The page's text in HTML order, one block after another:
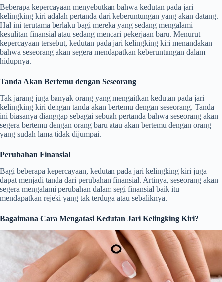
Beberapa kepercayaan menyebutkan bahwa kedutan pada jari
kelingking kiri adalah pertanda dari keberuntungan yang akan datang.
Hal ini terutama berlaku bagi mereka yang sedang mengalami
kesulitan finansial atau sedang mencari pekerjaan baru. Menurut
kepercayaan tersebut, kedutan pada jari kelingking kiri menandakan
bahwa seseorang akan segera mendapatkan keberuntungan dalam
hidupnya.
Tanda Akan Bertemu dengan Seseorang
Tak jarang juga banyak orang yang mengaitkan kedutan pada jari
kelingking kiri dengan tanda akan bertemu dengan seseorang. Tanda
ini biasanya dianggap sebagai sebuah pertanda bahwa seseorang akan
segera bertemu dengan orang baru atau akan bertemu dengan orang
yang sudah lama tidak dijumpai.
Perubahan Finansial
Bagi beberapa kepercayaan, kedutan pada jari kelingking kiri juga
dapat menjadi tanda dari perubahan finansial. Artinya, seseorang akan
segera mengalami perubahan dalam segi finansial baik itu
mendapatkan rejeki yang tak terduga atau sebaliknya.
Bagaimana Cara Mengatasi Kedutan Jari Kelingking Kiri?